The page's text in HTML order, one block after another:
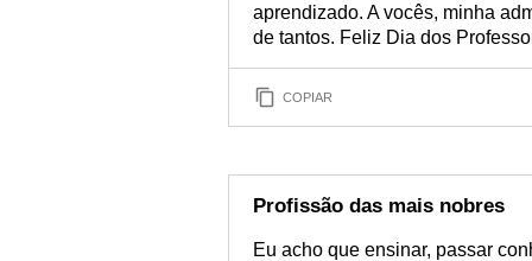
aprendizado. A vocês, minha
de tantos. Feliz Dia dos
COPIAR
Profissão das mais nobres
Eu acho que ensinar, passar